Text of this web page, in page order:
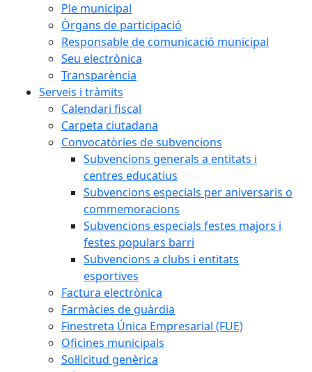
Ple municipal
Òrgans de participació
Responsable de comunicació municipal
Seu electrònica
Transparència
Serveis i tràmits
Calendari fiscal
Carpeta ciutadana
Convocatòries de subvencions
Subvencions generals a entitats i
centres educatius
Subvencions especials per aniversaris o
commemoracions
Subvencions especials festes majors i
festes populars barri
Subvencions a clubs i entitats
esportives
Factura electrònica
Farmàcies de guàrdia
Finestreta Única Empresarial (FUE)
Oficines municipals
Sol·licitud genèrica